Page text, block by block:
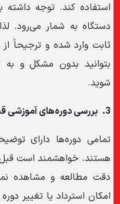
استفاده کند. توجه داشته
دستگاه به شمار می‌رود.
ثابت وارد شده و ترجیحاً
بتوانید بدون مشکل و به
شوید.
بررسی دوره‌های آموزشی
تمامی دوره‌ها دارای
هستند. خواهشمند است قبل
دقت مطالعه و مشاهده
امکان استرداد یا تغییر